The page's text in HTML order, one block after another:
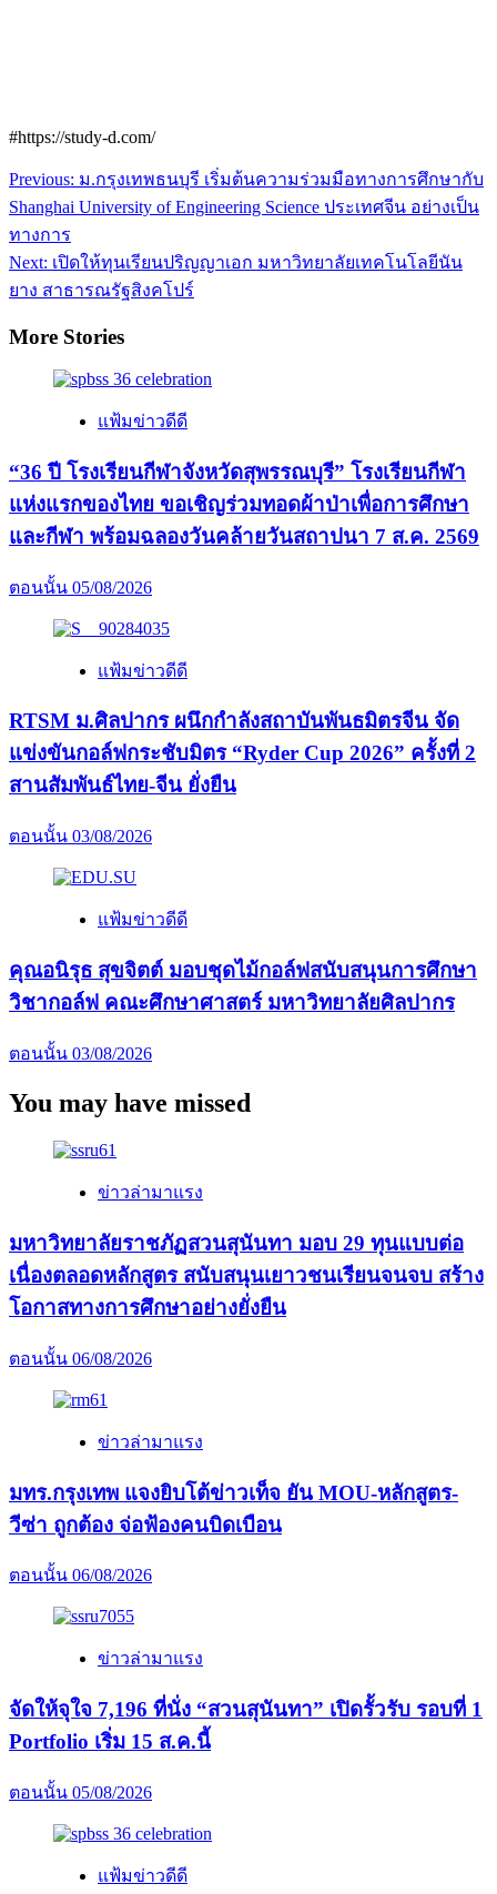
#https://study-d.com/
Post
navigation
Previous: ม.กรุงเทพธนบุรี เริ่มต้นความร่วมมือทางการศึกษากับ
Shanghai University of Engineering Science ประเทศจีน อย่างเป็น
ทางการ
Next: เปิดให้ทุนเรียนปริญญาเอก มหาวิทยาลัยเทคโนโลยีนัน
ยาง สาธารณรัฐสิงคโปร์
More Stories
แฟ้มข่าวดีดี
“36 ปี โรงเรียนกีฬาจังหวัดสุพรรณบุรี” โรงเรียนกีฬา
แห่งแรกของไทย ขอเชิญร่วมทอดผ้าป่าเพื่อการศึกษา
และกีฬา พร้อมฉลองวันคล้ายวันสถาปนา 7 ส.ค. 2569
ตอนนั้น 05/08/2026
แฟ้มข่าวดีดี
RTSM ม.ศิลปากร ผนึกกำลังสถาบันพันธมิตรจีน จัด
แข่งขันกอล์ฟกระชับมิตร “Ryder Cup 2026” ครั้งที่ 2
สานสัมพันธ์ไทย-จีน ยั่งยืน
ตอนนั้น 03/08/2026
แฟ้มข่าวดีดี
คุณอนิรุธ สุขจิตต์ มอบชุดไม้กอล์ฟสนับสนุนการศึกษา
วิชากอล์ฟ คณะศึกษาศาสตร์ มหาวิทยาลัยศิลปากร
ตอนนั้น 03/08/2026
You may have missed
ข่าวล่ามาแรง
มหาวิทยาลัยราชภัฏสวนสุนันทา มอบ 29 ทุนแบบต่อ
เนื่องตลอดหลักสูตร สนับสนุนเยาวชนเรียนจนจบ สร้าง
โอกาสทางการศึกษาอย่างยั่งยืน
ตอนนั้น 06/08/2026
ข่าวล่ามาแรง
มทร.กรุงเทพ แจงยิบโต้ข่าวเท็จ ยัน MOU-หลักสูตร-
วีซ่า ถูกต้อง จ่อฟ้องคนบิดเบือน
ตอนนั้น 06/08/2026
ข่าวล่ามาแรง
จัดให้จุใจ 7,196 ที่นั่ง “สวนสุนันทา” เปิดรั้วรับ รอบที่ 1
Portfolio เริ่ม 15 ส.ค.นี้
ตอนนั้น 05/08/2026
แฟ้มข่าวดีดี